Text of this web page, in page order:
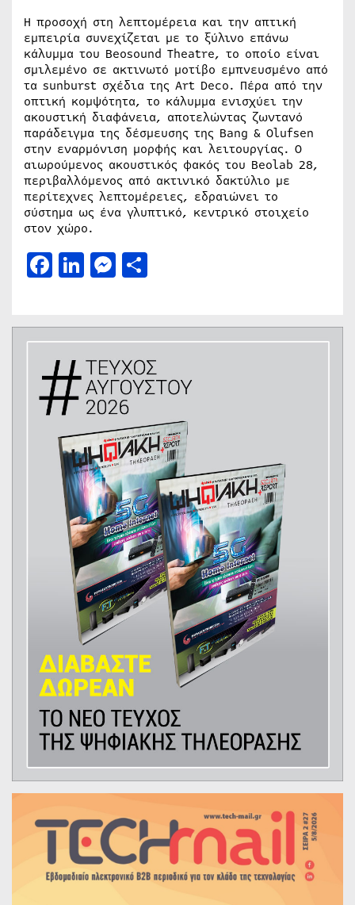
Η προσοχή στη λεπτομέρεια και την απτική
εμπειρία συνεχίζεται με το ξύλινο επάνω
κάλυμμα του Beosound Theatre, το οποίο είναι
σμιλεμένο σε ακτινωτό μοτίβο εμπνευσμένο από
τα sunburst σχέδια της Art Deco. Πέρα από την
οπτική κομψότητα, το κάλυμμα ενισχύει την
ακουστική διαφάνεια, αποτελώντας ζωντανό
παράδειγμα της δέσμευσης της Bang & Olufsen
στην εναρμόνιση μορφής και λειτουργίας. Ο
αιωρούμενος ακουστικός φακός του Beolab 28,
περιβαλλόμενος από ακτινικό δακτύλιο με
περίτεχνες λεπτομέρειες, εδραιώνει το
σύστημα ως ένα γλυπτικό, κεντρικό στοιχείο
στον χώρο.
Facebook
LinkedIn
Messenger